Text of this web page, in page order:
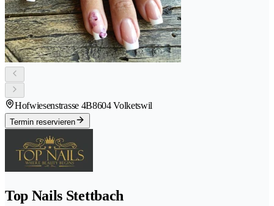
Hofwiesenstrasse 4B8604 Volketswil
Termin reservieren
Top Nails Stettbach